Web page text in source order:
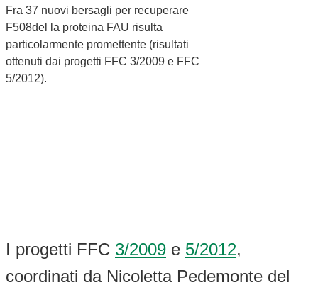
Fra 37 nuovi bersagli per recuperare
F508del la proteina FAU risulta
particolarmente promettente (risultati
ottenuti dai progetti FFC 3/2009 e FFC
5/2012).
I progetti FFC 3/2009 e 5/2012,
coordinati da Nicoletta Pedemonte del